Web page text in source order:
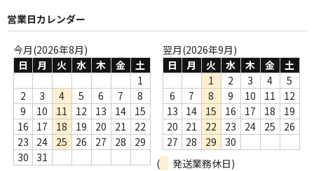
レア盤（1万円以上）
Webのみ no.1
Webのみ no.2
Webのみ no.3
Webのみ no.4
売り切れ
営業日カレンダー
今月(2026年8月)
日
月 火 水 木 金
土
1
2
3 4 5 6 7
8
9
10 11 12 13 14
15
16
17 18 19 20 21
22
23
24 25 26 27 28
29
30
31
翌月(2026年9月)
日
月 火 水 木 金
土
1
2 3 4
5
6
7 8 9 10 11
12
13
14 15 16 17 18
19
20
21 22 23 24 25
26
27
28 29
30
(
発送業務休日)